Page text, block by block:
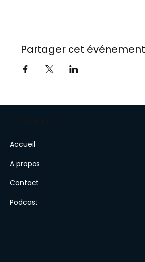
Partager cet événement
Accueil
A propos
Contact
Podcast